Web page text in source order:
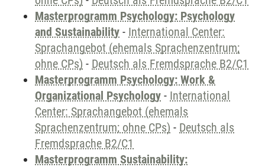
Masterprogramm Psychology: Psychology
and Sustainability - International Center:
Sprachangebot (ehemals Sprachenzentrum;
ohne CPs) - Deutsch als Fremdsprache B2/C1
Masterprogramm Psychology: Work &
Organizational Psychology - International
Center: Sprachangebot (ehemals
Sprachenzentrum; ohne CPs) - Deutsch als
Fremdsprache B2/C1
Masterprogramm Sustainability: